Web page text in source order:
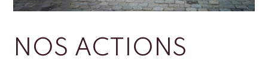
NOS ACTIONS